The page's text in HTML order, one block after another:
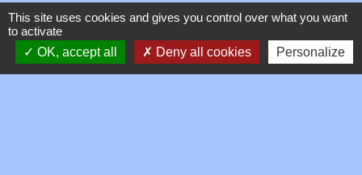
This site uses cookies and gives you control over what you want
to activate
OK, accept all
Deny all cookies Personalize